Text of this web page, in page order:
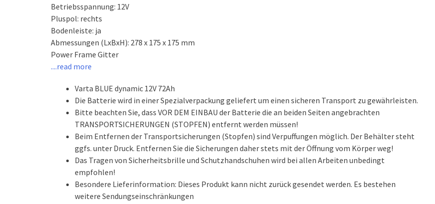
Betriebsspannung: 12V
Pluspol: rechts
Bodenleiste: ja
Abmessungen (LxBxH): 278 x 175 x 175 mm
Power Frame Gitter
....read more
Varta BLUE dynamic 12V 72Ah
Die Batterie wird in einer Spezialverpackung geliefert um einen sicheren Transport zu gewährleisten.
Bitte beachten Sie, dass VOR DEM EINBAU der Batterie die an beiden Seiten angebrachten
TRANSPORTSICHERUNGEN (STOPFEN) entfernt werden müssen!
Beim Entfernen der Transportsicherungen (Stopfen) sind Verpuffungen möglich. Der Behälter steht
ggfs. unter Druck. Entfernen Sie die Sicherungen daher stets mit der Öffnung vom Körper weg!
Das Tragen von Sicherheitsbrille und Schutzhandschuhen wird bei allen Arbeiten unbedingt
empfohlen!
Besondere Lieferinformation: Dieses Produkt kann nicht zurück gesendet werden. Es bestehen
weitere Sendungseinschränkungen